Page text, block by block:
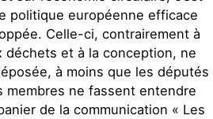
politique européenne efficace
Celle-ci, contrairement à
déchets et à la conception, ne
à moins que les députés
membres ne fassent entendre
de la communication « Les